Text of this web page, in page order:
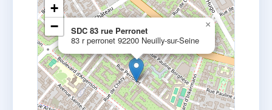
SDC 83 rue Perronet
83 r perronet 92200 Neuilly-sur-Seine
×
+
−